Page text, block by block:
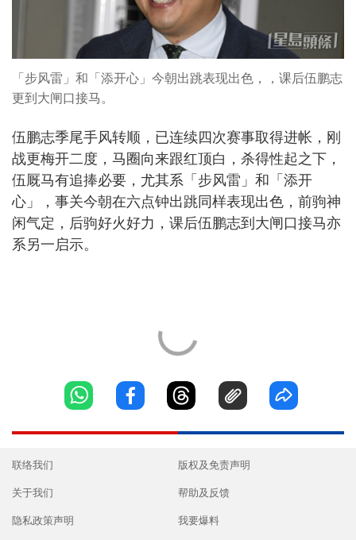
「步风雷」和「添开心」今朝出跳表现出色，，课后伍鹏志
更到大闸口接马。
伍鹏志季尾手风转顺，已连续四次赛事取得进帐，刚
战更梅开二度，马圈向来跟红顶白，杀得性起之下，
伍厩马有追捧必要，尤其系「步风雷」和「添开
心」，事关今朝在六点钟出跳同样表现出色，前驹神
闲气定，后驹好火好力，课后伍鹏志到大闸口接马亦
系另一启示。
联络我们
关于我们
隐私政策声明
版权及免责声明
帮助及反馈
我要爆料